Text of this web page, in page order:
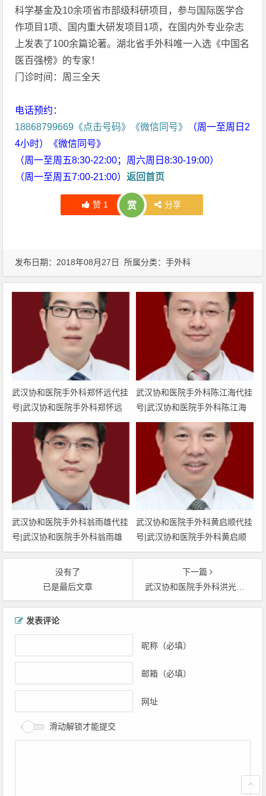
科学基金及10余项省市部级科研项目，参与国际医学合
作项目1项、国内重大研发项目1项，在国内外专业杂志
上发表了100余篇论著。湖北省手外科唯一入选《中国名
医百强榜》的专家！
门诊时间：周三全天
电话预约：
18868799669《点击号码》《微信同号》
（周一至周日2
4小时）《微信同号》
（周一至周五8:30-22:00；周六周日8:30-19:00）
（周一至周五7:00-21:00）返回首页
赞 1 赏 分享
发布日期：2018年08月27日 所属分类：手外科
武汉协和医院手外科郑怀远代挂
号|武汉协和医院手外科郑怀远
预约挂号|武汉协和医院手外科
郑怀远网上挂号|武汉协和医院
手外科郑怀远上班时间
武汉协和医院手外科陈江海代挂
号|武汉协和医院手外科陈江海
预约挂号|武汉协和医院手外科
陈江海网上挂号|武汉协和医院
手外科陈江海上班时间
武汉协和医院手外科翁雨雄代挂
号|武汉协和医院手外科翁雨雄
预约挂号|武汉协和医院手外科
翁雨雄网上挂号|武汉协和医院
手外科翁雨雄上班时间
武汉协和医院手外科黄启顺代挂
号|武汉协和医院手外科黄启顺
预约挂号|武汉协和医院手外科
黄启顺网上挂号|武汉协和医院
手外科黄启顺上班时间
没有了
已是最后文章
下一篇
武汉协和医院手外科洪光祥代挂号|武汉协和医院手外科洪光祥预约挂号|武汉协和医院手外科洪光祥网上挂号|武汉协和医院手外科洪光祥上班时间
文章导航
发表评论
昵称（必填）
邮箱（必填）
网址
滑动解锁才能提交